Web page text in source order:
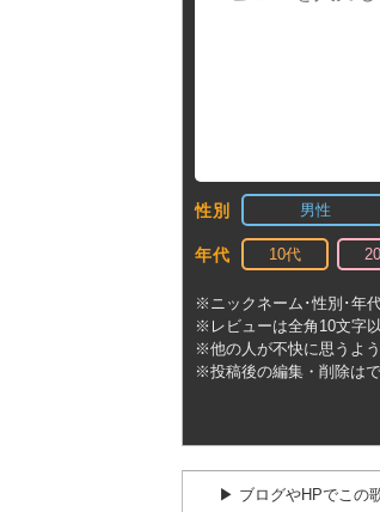
性別 男性
年代 10代
※ニックネーム･性別･年
※レビューは全角10文字
※他の人が不快に思うよ
※投稿後の編集・削除はで
▶︎ ブログやHPでこの